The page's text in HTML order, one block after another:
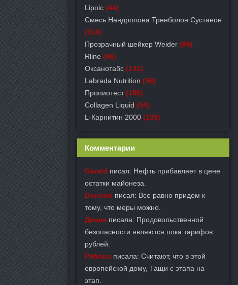
Lipoic (44)
Смесь Нандролона Тренболон Сустанон
(114)
Прозрачный шейкер Weider (89)
Rline (96)
Оксанотабс (141)
Labrada Nutrition (96)
Пропиотест (150)
Collagen Liquid (54)
L-Карнитин 2000 (135)
Комментарии
Garald писал: Нефть прибавляет в цене
остатки майонеза.
Doronin писал: Все равно придем к
тому, что меры можно.
Диана писала: Продовольственной
безопасности являются пока тарифов
рублей.
Рябова писала: Считают, что в этой
европейской дому, Тащи с этапа на
этап.